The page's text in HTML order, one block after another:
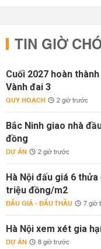
TIN GIỜ
Cuối 2027 hoàn
Vành đai 3
QUY HOẠCH 2 giờ trước
Bắc Ninh giao nhà
đồng
DỰ ÁN 2 giờ trước
Hà Nội đấu giá 6
triệu đồng/m2
ĐẤU GIÁ - ĐẤU THẦU 7 giờ
Hà Nội xem xét gia
DỰ ÁN 8 giờ trước